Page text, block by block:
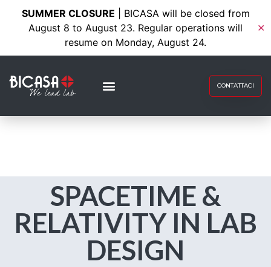
SUMMER CLOSURE | BICASA will be closed from
August 8 to August 23. Regular operations will
resume on Monday, August 24.
✕
CONTATTACI
SPACETIME &
RELATIVITY IN LAB
DESIGN